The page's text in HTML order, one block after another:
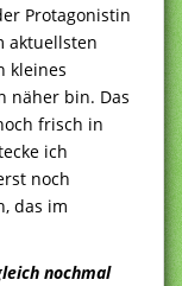
Protagonistin
aktuellsten
kleines
näher bin. Das
frisch in
ich
noch
das im
nochmal